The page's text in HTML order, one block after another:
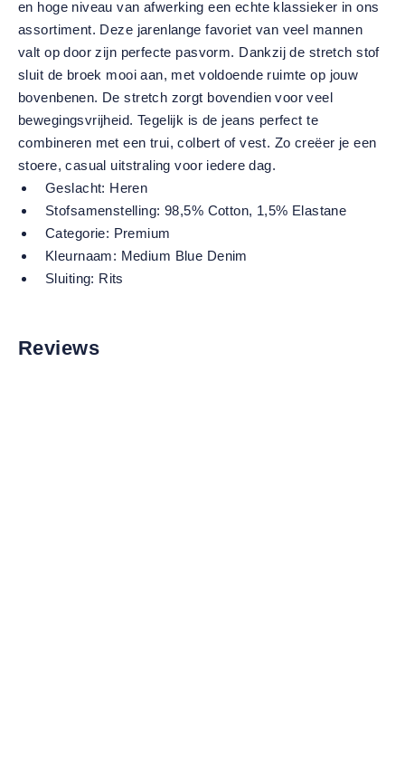
en hoge niveau van afwerking een echte klassieker in ons
assortiment. Deze jarenlange favoriet van veel mannen
valt op door zijn perfecte pasvorm. Dankzij de stretch stof
sluit de broek mooi aan, met voldoende ruimte op jouw
bovenbenen. De stretch zorgt bovendien voor veel
bewegingsvrijheid. Tegelijk is de jeans perfect te
combineren met een trui, colbert of vest. Zo creëer je een
stoere, casual uitstraling voor iedere dag.
Geslacht: Heren
Stofsamenstelling: 98,5% Cotton, 1,5% Elastane
Categorie: Premium
Kleurnaam: Medium Blue Denim
Sluiting: Rits
Reviews